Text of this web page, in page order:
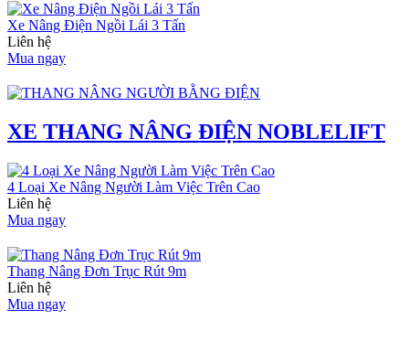
Xe Nâng Điện Ngồi Lái 3 Tấn
Liên hệ
Mua ngay
XE THANG NÂNG ĐIỆN NOBLELIFT
4 Loại Xe Nâng Người Làm Việc Trên Cao
Liên hệ
Mua ngay
Thang Nâng Đơn Trục Rút 9m
Liên hệ
Mua ngay